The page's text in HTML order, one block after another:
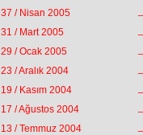
37 / Nisan 2005
31 / Mart 2005
29 / Ocak 2005
23 / Aralık 2004
19 / Kasım 2004
17 / Ağustos 2004
13 / Temmuz 2004